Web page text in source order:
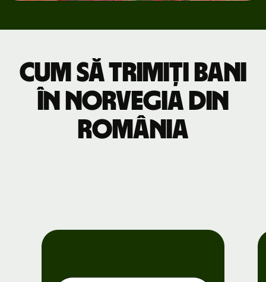
Cum să trimiți bani
în Norvegia din
România